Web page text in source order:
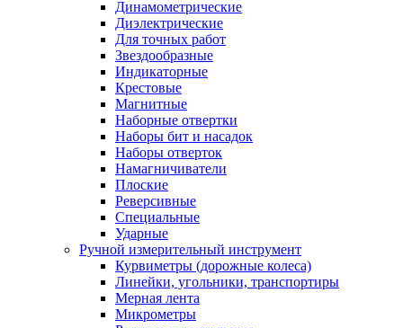
Динамометрические
Диэлектрические
Для точных работ
Звездообразные
Индикаторные
Крестовые
Магнитные
Наборные отвертки
Наборы бит и насадок
Наборы отверток
Намагничиватели
Плоские
Реверсивные
Специальные
Ударные
Ручной измерительный инструмент
Курвиметры (дорожные колеса)
Линейки, угольники, транспортиры
Мерная лента
Микрометры